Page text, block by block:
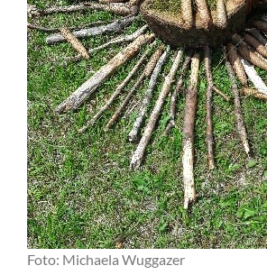
Foto: Michaela Wuggazer